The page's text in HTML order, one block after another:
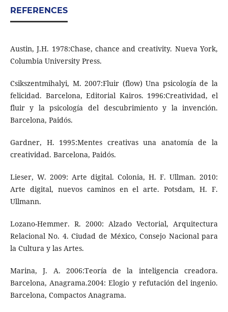
REFERENCES
Austin, J.H. 1978:Chase, chance and creativity. Nueva York,
Columbia University Press.
Csikszentmihalyi, M. 2007:Fluir (flow) Una psicología de la
felicidad. Barcelona, Editorial Kairos. 1996:Creatividad, el
fluir y la psicología del descubrimiento y la invención.
Barcelona, Paidós.
Gardner, H. 1995:Mentes creativas una anatomía de la
creatividad. Barcelona, Paidós.
Lieser, W. 2009: Arte digital. Colonia, H. F. Ullman. 2010:
Arte digital, nuevos caminos en el arte. Potsdam, H. F.
Ullmann.
Lozano-Hemmer. R. 2000: Alzado Vectorial, Arquitectura
Relacional No. 4. Ciudad de México, Consejo Nacional para
la Cultura y las Artes.
Marina, J. A. 2006:Teoría de la inteligencia creadora.
Barcelona, Anagrama.2004: Elogio y refutación del ingenio.
Barcelona, Compactos Anagrama.